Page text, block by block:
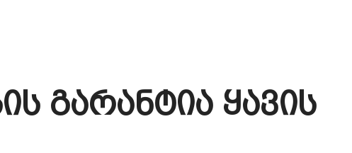
გარანტია ყავის